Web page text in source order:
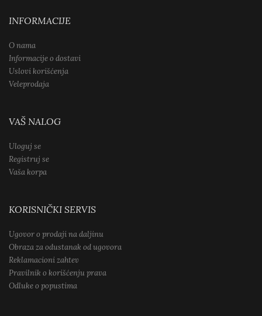
INFORMACIJE
O nama
Informacije o dostavi
Uslovi korišćenja
Veleprodaja
VAŠ NALOG
Uloguj se
Registruj se
Vaša korpa
KORISNIČKI SERVIS
Ugovor o prodaji na daljinu
Obraza za odustanak od ugovora
Reklamacioni zahtev
Pravilnik o korišćenju prava
Odluke o popustima